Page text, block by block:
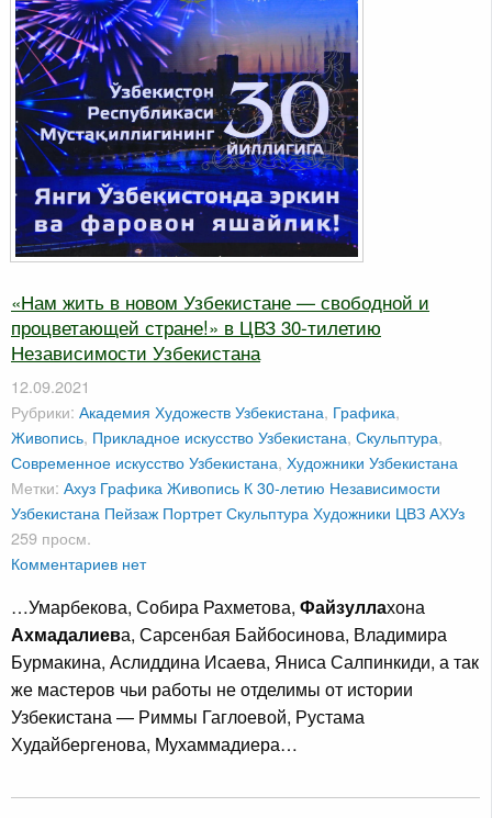
«Нам жить в новом Узбекистане — свободной и
процветающей стране!» в ЦВЗ 30-тилетию
Независимости Узбекистана
12.09.2021
Рубрики: Академия Художеств Узбекистана, Графика,
Живопись, Прикладное искусство Узбекистана, Скульптура,
Современное искусство Узбекистана, Художники Узбекистана
Метки: Ахуз Графика Живопись К 30-летию Независимости
Узбекистана Пейзаж ПортретСкульптура Художники ЦВЗ АХУз
259 просм.
Комментариев нет
…Умарбекова, Собира Рахметова, Файзуллахона
Ахмадалиева, Сарсенбая Байбосинова, Владимира
Бурмакина, Аслиддина Исаева, Яниса Салпинкиди, а так
же мастеров чьи работы не отделимы от истории
Узбекистана — Риммы Гаглоевой, Рустама
Худайбергенова, Мухаммадиера…